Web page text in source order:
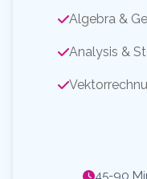
Algebra &
Analysis &
45-90